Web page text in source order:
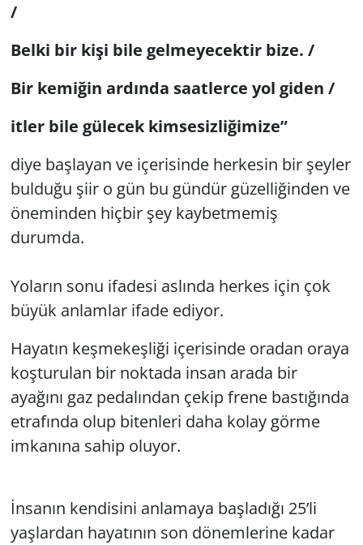
/
Belki bir kişi bile gelmeyecektir bize. /
Bir kemiğin ardında saatlerce yol giden /
itler bile gülecek kimsesizliğimize”
diye başlayan ve içerisinde herkesin bir şeyler
bulduğu şiir o gün bu gündür güzelliğinden ve
öneminden hiçbir şey kaybetmemiş
durumda.
Yoların sonu ifadesi aslında herkes için çok
büyük anlamlar ifade ediyor.
Hayatın keşmekeşliği içerisinde oradan oraya
koşturulan bir noktada insan arada bir
ayağını gaz pedalından çekip frene bastığında
etrafında olup bitenleri daha kolay görme
imkanına sahip oluyor.
İnsanın kendisini anlamaya başladığı 25’li
yaşlardan hayatının son dönemlerine kadar